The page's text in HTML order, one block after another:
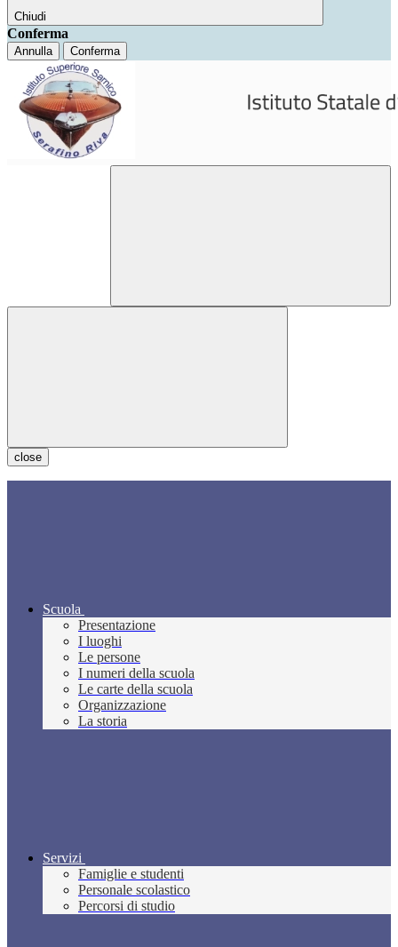
Chiudi
Conferma
Annulla Conferma
close
Scuola
Presentazione
I luoghi
Le persone
I numeri della scuola
Le carte della scuola
Organizzazione
La storia
Servizi
Famiglie e studenti
Personale scolastico
Percorsi di studio